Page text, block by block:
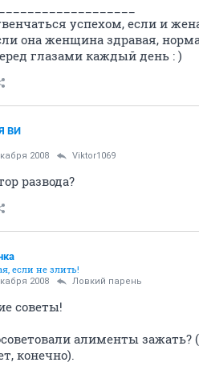
успехом, если и
она женщина здравая,
глазами каждый день : )
ВИ
2008 Viktor1069
развода?
если не злить!
2008 Ловкий парень
советы!
алименты
конечно).